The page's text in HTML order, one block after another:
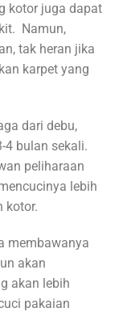
kotor juga dapat
Namun,
tak heran jika
karpet yang
dari debu,
4 bulan sekali.
peliharaan
lebih
kotor.
membawanya
akan
akan lebih
pakaian